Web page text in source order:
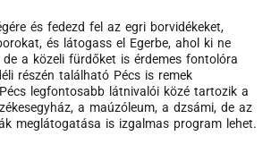
és fedezd fel az egri borvidékeket,
és látogass el Egerbe, ahol ki ne
a közeli fürdőket is érdemes fontolóra
részén található Pécs is remek
legfontosabb látnivalói közé tartozik a
a maúzóleum, a dzsámi, de az
meglátogatása is izgalmas program lehet.